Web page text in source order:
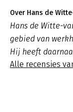
Over Hans de
Hans de Witte-
gebied van
Hij heeft
Alle recensies